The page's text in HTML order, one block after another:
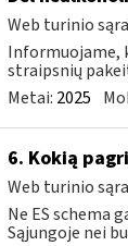
Web turinio
Informuojame,
straipsnių
Metai: 2025
6. Kokią
Web turinio
Ne ES schema
Sąjungoje nei